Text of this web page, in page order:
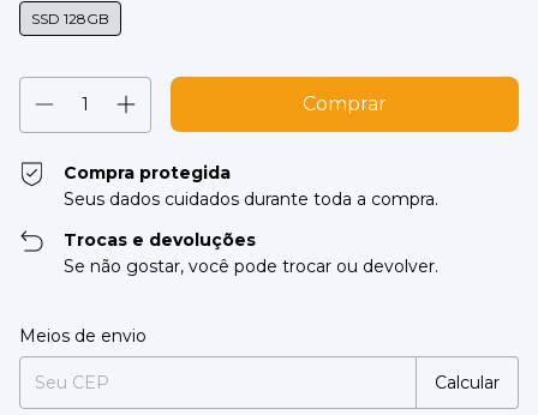
SSD 128GB
Compra protegida
Seus dados cuidados durante toda a compra.
Trocas e devoluções
Se não gostar, você pode trocar ou devolver.
Entregas para o CEP:
Meios de envio
Calcular